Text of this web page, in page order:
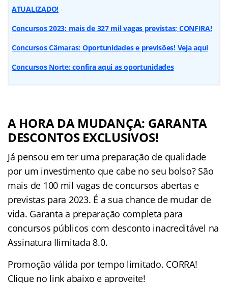
ATUALIZADO!
Concursos 2023: mais de 327 mil vagas previstas; CONFIRA!
Concursos Câmaras: Oportunidades e previsões! Veja aqui
Concursos Norte: confira aqui as oportunidades
A HORA DA MUDANÇA: GARANTA
DESCONTOS EXCLUSIVOS!
Já pensou em ter uma preparação de qualidade
por um investimento que cabe no seu bolso? São
mais de 100 mil vagas de concursos abertas e
previstas para 2023. É a sua chance de mudar de
vida. Garanta a preparação completa para
concursos públicos com desconto inacreditável na
Assinatura Ilimitada 8.0.
Promoção válida por tempo limitado. CORRA!
Clique no link abaixo e aproveite!